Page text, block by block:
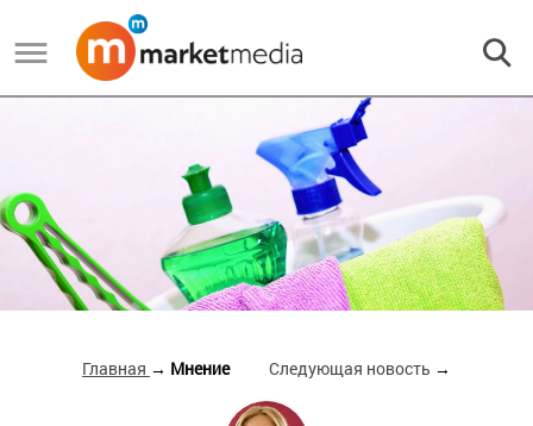
Главная → Мнение Следующая новость →